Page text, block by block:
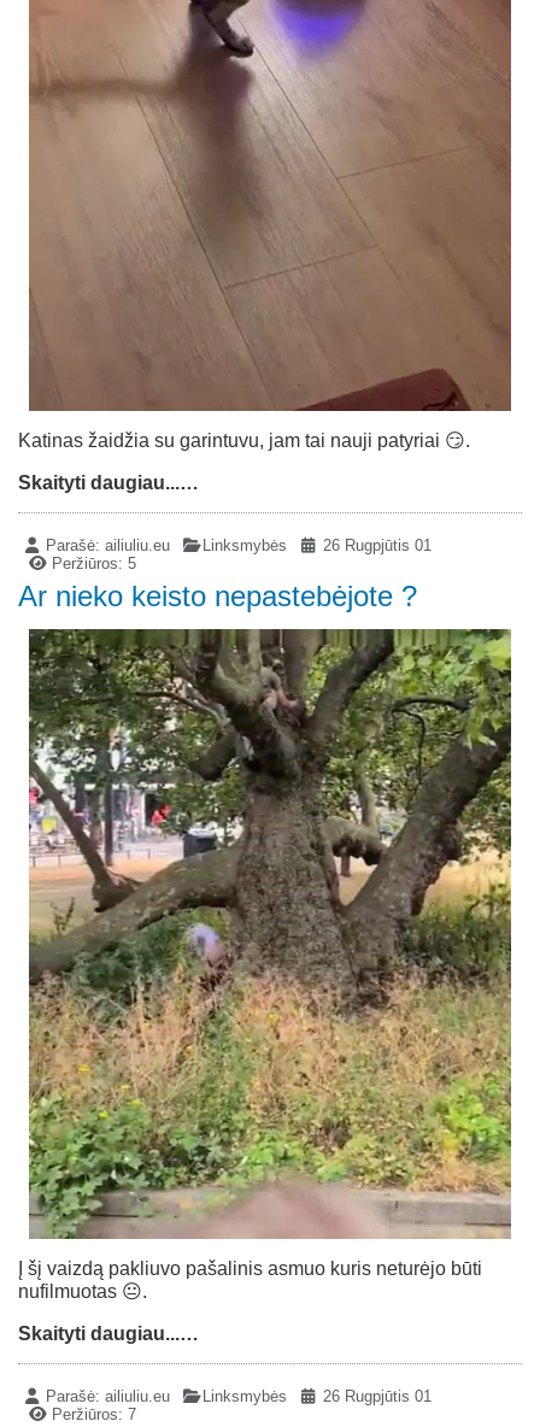
Katinas žaidžia su garintuvu, jam tai nauji patyriai 😏.
Skaityti daugiau...…
Parašė:ailiuliu.eu Linksmybės
26 Rugpjūtis 01
Peržiūros: 5
Ar nieko keisto nepastebėjote ?
Į šį vaizdą pakliuvo pašalinis asmuo kuris neturėjo būti
nufilmuotas 😐.
Skaityti daugiau...…
Parašė:ailiuliu.eu Linksmybės
26 Rugpjūtis 01
Peržiūros: 7